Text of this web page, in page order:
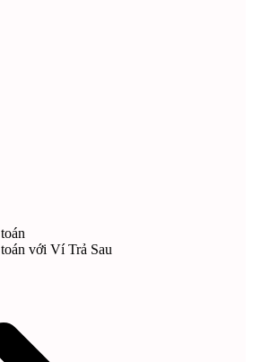
với Ví Trả Sau